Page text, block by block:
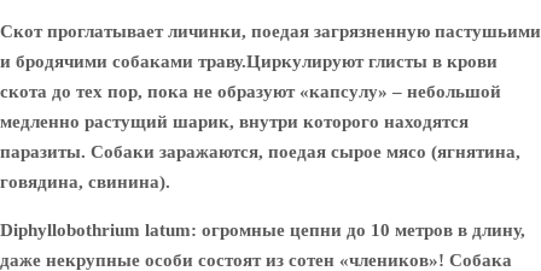
Скот проглатывает личинки, поедая загрязненную пастушьими
и бродячими собаками траву.Циркулируют глисты в крови
скота до тех пор, пока не образуют «капсулу» – небольшой
медленно растущий шарик, внутри которого находятся
паразиты. Собаки заражаются, поедая сырое мясо (ягнятина,
говядина, свинина).
Diphyllobothrium latum: огромные цепни до 10 метров в длину,
даже некрупные особи состоят из сотен «члеников»! Собака